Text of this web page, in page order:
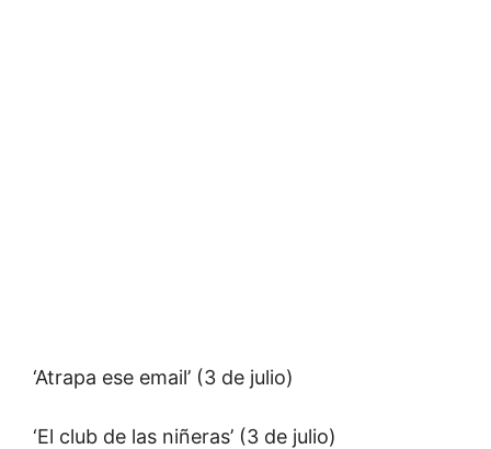
‘Atrapa ese email’ (3 de julio)
‘El club de las niñeras’ (3 de julio)